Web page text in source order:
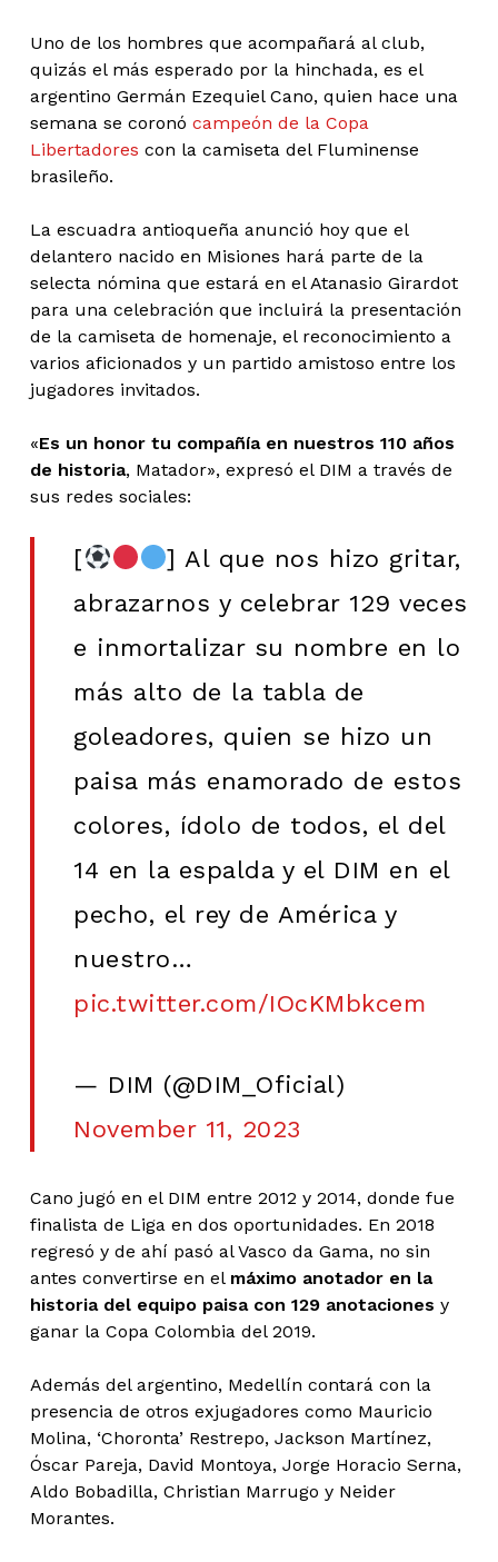
Uno de los hombres que acompañará al club,
quizás el más esperado por la hinchada, es el
argentino Germán Ezequiel Cano, quien hace una
semana se coronó campeón de la Copa
Libertadores con la camiseta del Fluminense
brasileño.
La escuadra antioqueña anunció hoy que el
delantero nacido en Misiones hará parte de la
selecta nómina que estará en el Atanasio Girardot
para una celebración que incluirá la presentación
de la camiseta de homenaje, el reconocimiento a
varios aficionados y un partido amistoso entre los
jugadores invitados.
«Es un honor tu compañía en nuestros 110 años
de historia, Matador», expresó el DIM a través de
sus redes sociales:
[
] Al que nos hizo gritar,
abrazarnos y celebrar 129 veces
e inmortalizar su nombre en lo
más alto de la tabla de
goleadores, quien se hizo un
paisa más enamorado de estos
colores, ídolo de todos, el del
14 en la espalda y el DIM en el
pecho, el rey de América y
nuestro…
pic.twitter.com/IOcKMbkcem
— DIM (@DIM_Oficial)
November 11, 2023
Cano jugó en el DIM entre 2012 y 2014, donde fue
finalista de Liga en dos oportunidades. En 2018
regresó y de ahí pasó al Vasco da Gama, no sin
antes convertirse en el máximo anotador en la
historia del equipo paisa con 129 anotaciones y
ganar la Copa Colombia del 2019.
Además del argentino, Medellín contará con la
presencia de otros exjugadores como Mauricio
Molina, ‘Choronta’ Restrepo, Jackson Martínez,
Óscar Pareja, David Montoya, Jorge Horacio Serna,
Aldo Bobadilla, Christian Marrugo y Neider
Morantes.